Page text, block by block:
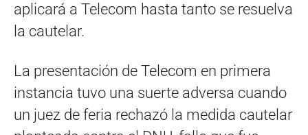
aplicará a Telecom hasta tanto se resuelva
la cautelar.
La presentación de Telecom en primera
instancia tuvo una suerte adversa cuando
un juez de feria rechazó la medida cautelar